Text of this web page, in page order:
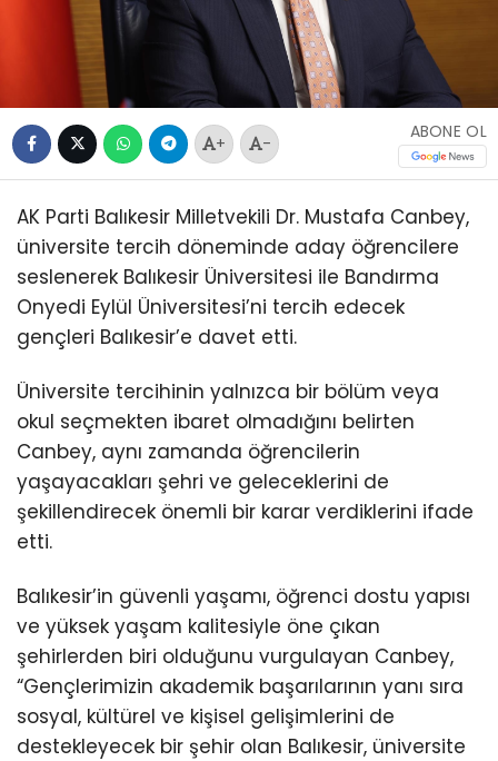
+ -
ABONE OL
AK Parti Balıkesir Milletvekili Dr. Mustafa Canbey,
üniversite tercih döneminde aday öğrencilere
seslenerek Balıkesir Üniversitesi ile Bandırma
Onyedi Eylül Üniversitesi’ni tercih edecek
gençleri Balıkesir’e davet etti.
Üniversite tercihinin yalnızca bir bölüm veya
okul seçmekten ibaret olmadığını belirten
Canbey, aynı zamanda öğrencilerin
yaşayacakları şehri ve geleceklerini de
şekillendirecek önemli bir karar verdiklerini ifade
etti.
Balıkesir’in güvenli yaşamı, öğrenci dostu yapısı
ve yüksek yaşam kalitesiyle öne çıkan
şehirlerden biri olduğunu vurgulayan Canbey,
“Gençlerimizin akademik başarılarının yanı sıra
sosyal, kültürel ve kişisel gelişimlerini de
destekleyecek bir şehir olan Balıkesir, üniversite